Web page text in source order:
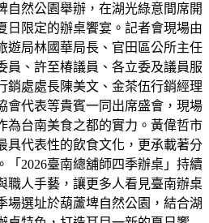
自然公園舉辦，在湖光綠意間席開
日限定的辦桌饗宴。記者會現場由
遊局林國華局長、官田區公所主任
員、許至椿議員、各立委及議員服
銷處處長陳美文、金茶伍行銷經理
會代表等貴賓一同出席盛會，現場
為台南美食之都的實力。黃偉哲市
具代表性的飲食文化，更承載著分
「2026臺南總舖師四季辦桌」持續
職人手藝，讓更多人看見臺南辦桌
場選址於葫蘆埤自然公園，結合湖